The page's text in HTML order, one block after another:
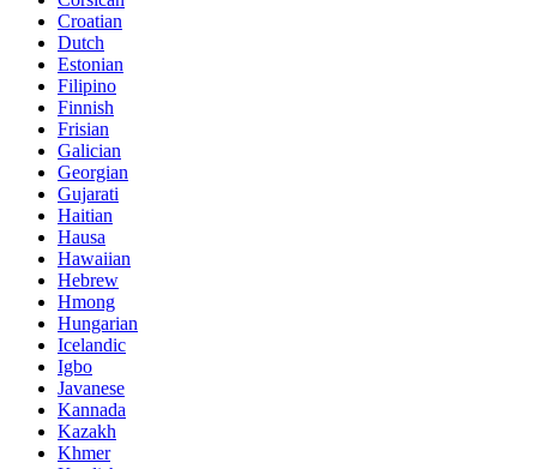
Croatian
Dutch
Estonian
Filipino
Finnish
Frisian
Galician
Georgian
Gujarati
Haitian
Hausa
Hawaiian
Hebrew
Hmong
Hungarian
Icelandic
Igbo
Javanese
Kannada
Kazakh
Khmer